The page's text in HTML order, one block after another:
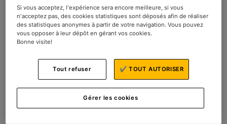
véritable expertise pour être maîtrisé.
La conservation des vins :
l’importance de la
température de la cave
Un mauvais réglage de la température de votre cave à vin
peut être désastreux pour votre précieuse collection. La
Si vous acceptez, l'expérience sera encore meilleure, si vous
n'acceptez pas, des cookies statistiques sont déposés afin de réaliser
des statistiques anonymes à partir de votre navigation. Vous pouvez
vous opposer à leur dépôt en gérant vos cookies.
Bonne visite!
Gérer les cookies
Tout refuser ✔ TOUT AUTORISER